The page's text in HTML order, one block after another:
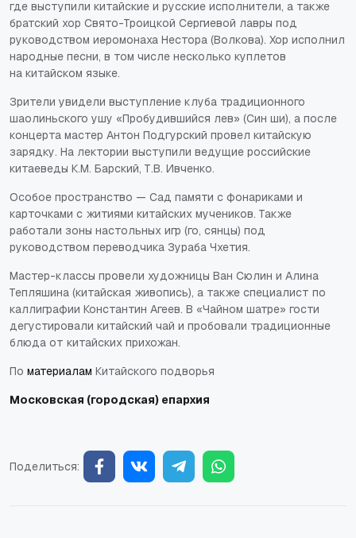
где выступили китайские и русские исполнители, а также
братский хор Свято-Троицкой Сергиевой лавры под
руководством иеромонаха Нестора (Волкова). Хор исполнил
народные песни, в том числе несколько куплетов
на китайском языке.
Зрители увидели выступление клуба традиционного
шаолиньского ушу «Пробудившийся лев» (Син ши), а после
концерта мастер Антон Подгурский провел китайскую
зарядку. На лектории выступили ведущие российские
китаеведы К.М. Барский, Т.В. Ивченко.
Особое пространство — Сад памяти с фонариками и
карточками с житиями китайских мучеников. Также
работали зоны настольных игр (го, сянцы) под
руководством переводчика Зураба Чхетия.
Мастер-классы провели художницы Ван Сюлин и Алина
Тепляшина (китайская живопись), а также специалист по
каллиграфии Константин Агеев. В «Чайном шатре» гости
дегустировали китайский чай и пробовали традиционные
блюда от китайских прихожан.
По материалам Китайского подворья
Московская (городская) епархия
Поделиться: